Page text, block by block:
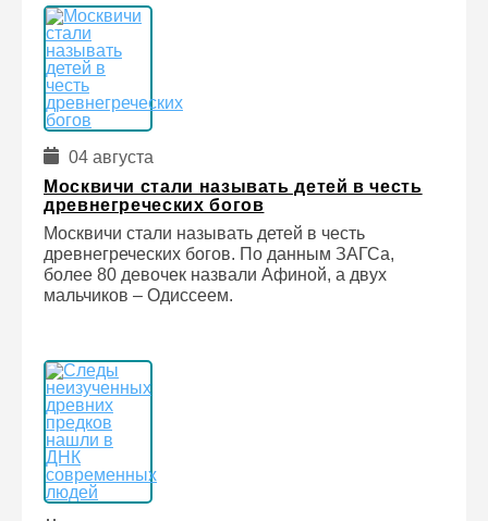
04 августа
Москвичи стали называть детей в честь
древнегреческих богов
Москвичи стали называть детей в честь
древнегреческих богов. По данным ЗАГСа,
более 80 девочек назвали Афиной, а двух
мальчиков – Одиссеем.